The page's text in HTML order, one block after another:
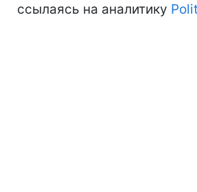
ссылаясь на аналитику